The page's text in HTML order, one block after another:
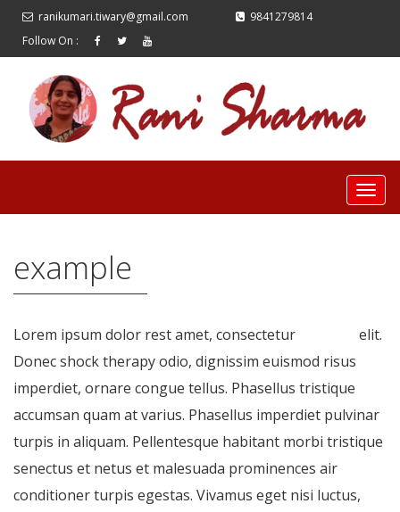
ranikumari.tiwary@gmail.com
9841279814
Follow On :
example
Lorem ipsum dolor rest amet, consectetur
elit.
Donec shock therapy odio, dignissim euismod risus
imperdiet, ornare congue tellus. Phasellus tristique
accumsan quam at varius. Phasellus imperdiet pulvinar
turpis in aliquam. Pellentesque habitant morbi tristique
senectus et netus et malesuada prominences air
conditioner turpis egestas. Vivamus eget nisi luctus,